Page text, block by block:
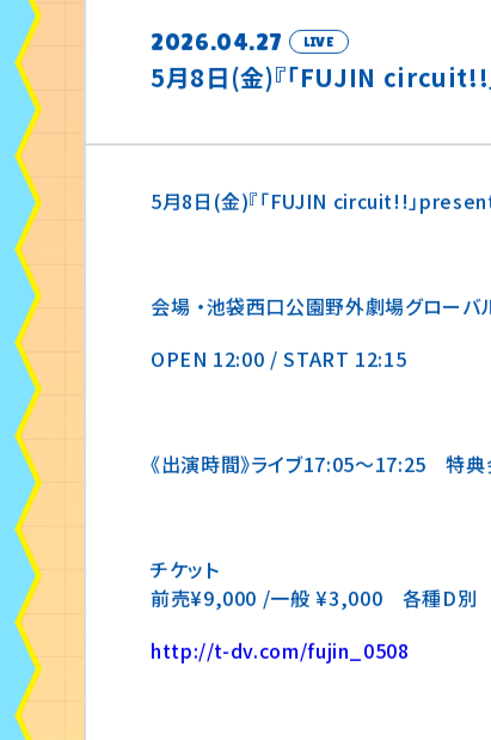
2026.04.27 LIVE
5月8日(金)『「FUJIN circuit!!
5月8日(金)『「FUJIN circuit!!」
会場 ・池袋西口公園野外劇場グローバ
OPEN 12:00 / START 12:15
《出演時間》ライブ17:05〜17:25 特
チケット
前売¥9,000 /一般 ¥3,000 各種D別
http://t-dv.com/fujin_0508